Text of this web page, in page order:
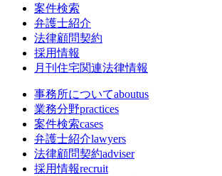
案件検索
弁護士紹介
法律顧問契約
採用情報
月刊住宅関連法律情報
事務所についてaboutus
業務分野practices
案件検索cases
弁護士紹介lawyers
法律顧問契約adviser
採用情報recruit